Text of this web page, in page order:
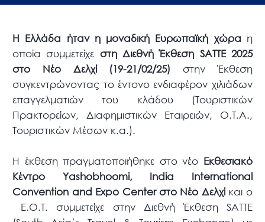
Η Ελλάδα ήταν η μοναδική Ευρωπαϊκή χώρα η
οποία συμμετείχε στη Διεθνή Έκθεση SATTE2025
στο Νέο Δελχί (19-21/02/25)στην Έκθεση
συγκεντρώνοντας το έντονο ενδιαφέρον χιλιάδων
επαγγελματιών του κλάδου (Τουριστικών
Πρακτορείων, Διαφημιστικών Εταιρειών, Ο.Τ.Α.,
Τουριστικών Μέσων κ.α.).
Η έκθεση πραγματοποιήθηκε στο νέο Εκθεσιακό
Κέντρο Yashobhoomi, India International
Convention and Expo Center στο Νέο Δελχίκαι ο
Ε.Ο.Τ. συμμετείχε στην Διεθνή Έκθεση SATTE